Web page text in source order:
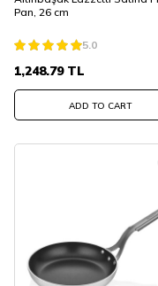
Pan, 26 cm
5.0
1,248.79TL
ADD TO CART